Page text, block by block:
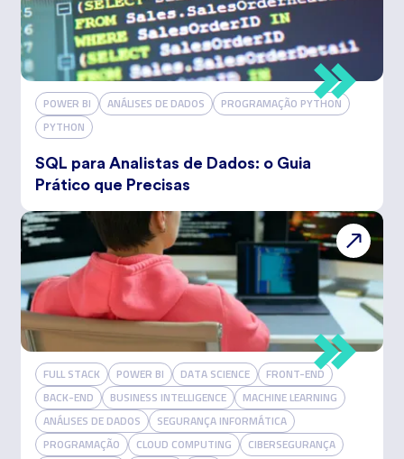
POWER BI ANÁLISES DE DADOS
PROGRAMAÇÃO PYTHON
PYTHON
SQL para Analistas de Dados: o Guia
Prático que Precisas
FULL STACK POWER BI DATA SCIENCE
FRONT-END
BACK-END
BUSINESS INTELLIGENCE
MACHINE LEARNING
ANÁLISES DE DADOS
SEGURANÇA INFORMÁTICA
PROGRAMAÇÃO
CLOUD COMPUTING
CIBERSEGURANÇA